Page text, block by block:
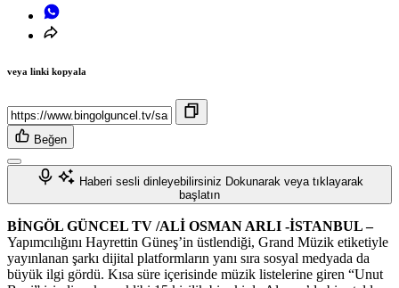
veya linki kopyala
Beğen
Haberi sesli dinleyebilirsiniz Dokunarak veya tıklayarak
başlatın
BİNGÖL GÜNCEL TV /ALİ OSMAN ARLI -İSTANBUL –
Yapımcılığını Hayrettin Güneş’in üstlendiği, Grand Müzik etiketiyle
yayınlanan şarkı dijital platformların yanı sıra sosyal medyada da
büyük ilgi gördü. Kısa süre içerisinde müzik listelerine giren “Unut